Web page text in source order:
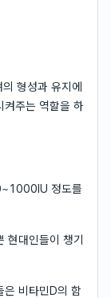
의 형성과 유지에
켜주는 역할을 하
정도를
현대인들이 챙기
은 비타민D의 함